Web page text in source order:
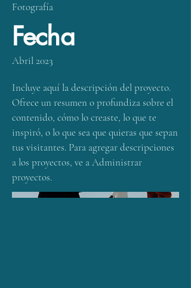
Fotografía
Fecha
Abril 2023
Incluye aquí la descripción del proyecto.
Ofrece un resumen o profundiza sobre el
contenido, cómo lo creaste, lo que te
inspiró, o lo que sea que quieras que sepan
tus visitantes. Para agregar descripciones
a los proyectos, ve a Administrar
proyectos.